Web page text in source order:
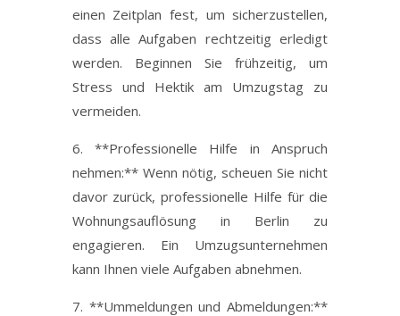
einen Zeitplan fest, um sicherzustellen,
dass alle Aufgaben rechtzeitig erledigt
werden. Beginnen Sie frühzeitig, um
Stress und Hektik am Umzugstag zu
vermeiden.
6. **Professionelle Hilfe in Anspruch
nehmen:** Wenn nötig, scheuen Sie nicht
davor zurück, professionelle Hilfe für die
Wohnungsauflösung in Berlin zu
engagieren. Ein Umzugsunternehmen
kann Ihnen viele Aufgaben abnehmen.
7. **Ummeldungen und Abmeldungen:**